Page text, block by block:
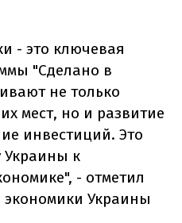
- это ключевая
"Сделано в
не только
мест, но и развитие
инвестиций. Это
Украины к
- отметил
экономики Украины